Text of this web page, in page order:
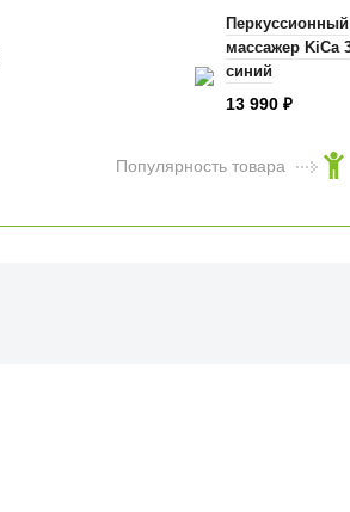
Перкуссионный
массажер KiCa
синий
13 990₽
Популярность товара